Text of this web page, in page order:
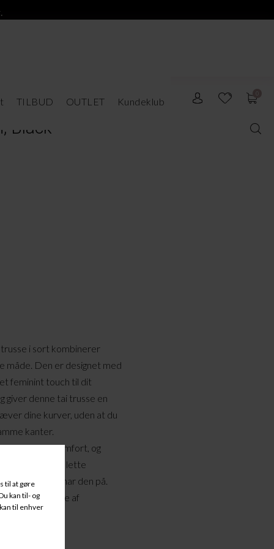
TILBUD OUTLET Kundeklub
Black
i sort kombinerer
måde. Den er designet med
feminint touch til dit
giver denne tai trusse en
dine kurver, uden at du
kanter.
kvalitet og komfort, og
Den bløde og lette
at du har den på.
fest eller slappe af